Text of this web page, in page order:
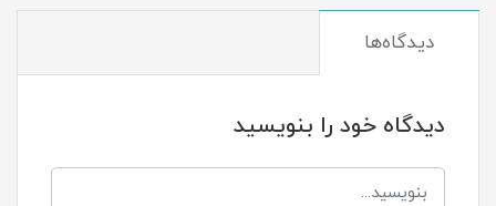
دیدگاه‌ها
دیدگاه خود را بنویسید